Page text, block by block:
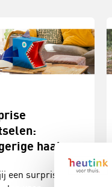
haai
een surprise